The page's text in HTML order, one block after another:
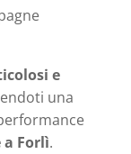
e
una
Forlì.